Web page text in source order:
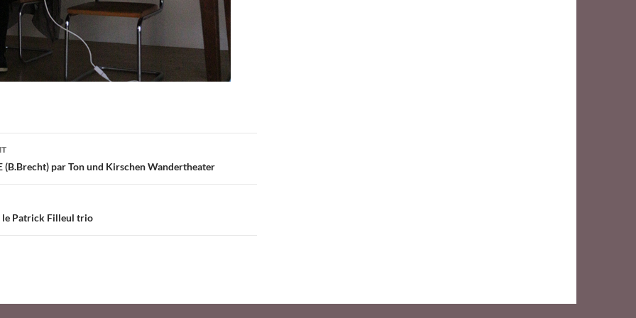
(B.Brecht) par Ton und Kirschen Wandertheater
le Patrick Filleul trio